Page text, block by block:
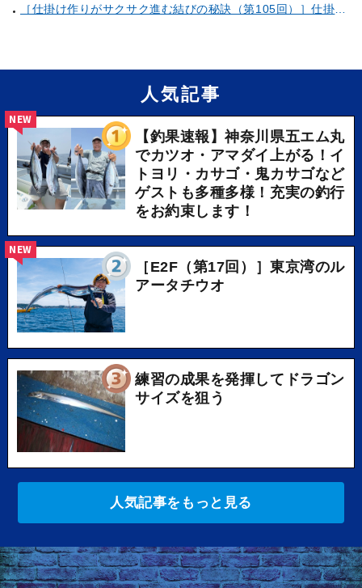
［仕掛け作りがサクサク進む結びの秘訣（第105回）］仕掛け巻きの使い方②
人気記事
【釣果速報】神奈川県五エム丸
でカツオ・アマダイ上がる！イ
トヨリ・カサゴ・鬼カサゴなど
ゲストも多種多様！充実の釣行
をお約束します！
NEW
［E2F（第17回）］東京湾のル
アータチウオ
NEW
練習の成果を発揮してドラゴン
サイズを狙う
人気記事をもっと見る